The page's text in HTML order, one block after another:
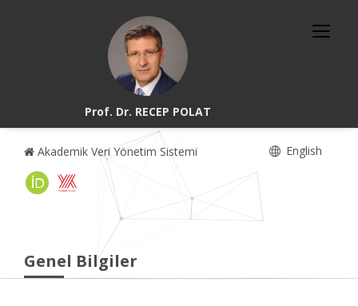
Prof. Dr. RECEP POLAT
Akademik Veri Yönetim Sistemi English
Genel Bilgiler